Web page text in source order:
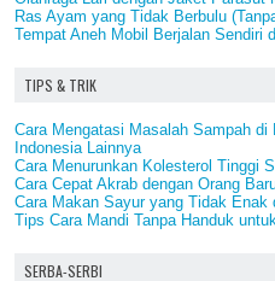
Ras Ayam yang Tidak Berbulu
Tempat Aneh Mobil Berjalan Sendiri
TIPS & TRIK
Cara Mengatasi Masalah Sampah
Indonesia Lainnya
Cara Menurunkan Kolesterol Tinggi
Cara Cepat Akrab dengan Orang
Cara Makan Sayur yang Tidak Enak
Tips Cara Mandi Tanpa Handuk
SERBA-SERBI